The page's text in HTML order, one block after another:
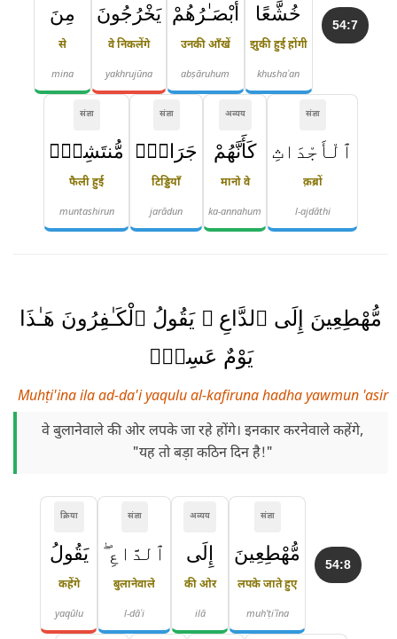
54:7 خُشَّعًا
झुकी हुई होंगी
khushaʿan
أَبْصَـٰرُهُمْ
उनकी आँखें
abṣāruhum
يَخْرُجُونَ
वे निकलेंगे
yakhrujūna
مِنَ
से
mina
संज्ञा
ٱلْأَجْدَاثِ
क़ब्रों
l-ajdāthi
अव्यय
كَأَنَّهُمْ
मानो वे
ka-annahum
संज्ञा
جَرَادٌۭ
टिड्डियाँ
jarādun
संज्ञा
مُّنتَشِرٌۭ
फैली हुई
muntashirun
مُّهْطِعِينَ إِلَى ٱلدَّاعِ ۖ يَقُولُ ٱلْكَـٰفِرُونَ هَـٰذَا
يَوْمٌ عَسِرٌۭ
Muhṭi'ina ila ad-da'i yaqulu al-kafiruna hadha yawmun 'asir
वे बुलानेवाले की ओर लपके जा रहे होंगे। इनकार करनेवाले कहेंगे,
"यह तो बड़ा कठिन दिन है!"
54:8
संज्ञा
مُّهْطِعِينَ
लपके जाते हुए
muh'ṭiʿīna
अव्यय
إِلَى
की ओर
ilā
संज्ञा
ٱلدَّاعِ ۖ
बुलानेवाले
l-dāʿi
क्रिया
يَقُولُ
कहेंगे
yaqūlu